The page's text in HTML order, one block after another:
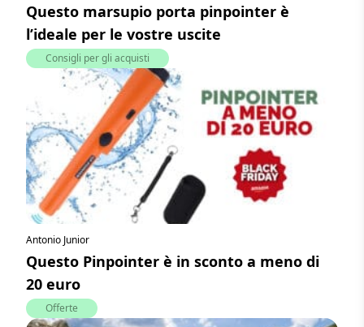
Questo marsupio porta pinpointer è
l’ideale per le vostre uscite
Consigli per gli acquisti
Antonio Junior
Questo Pinpointer è in sconto a meno di
20 euro
Offerte